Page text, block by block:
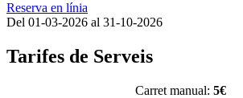
Reserva en línia
Del 01-03-2026 al 31-10-2026
Tarifes de Serveis
Carret manual: 5€